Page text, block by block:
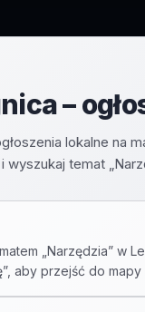
–
lokalne na
temat
„ Narzędzia” w
aby przejść do